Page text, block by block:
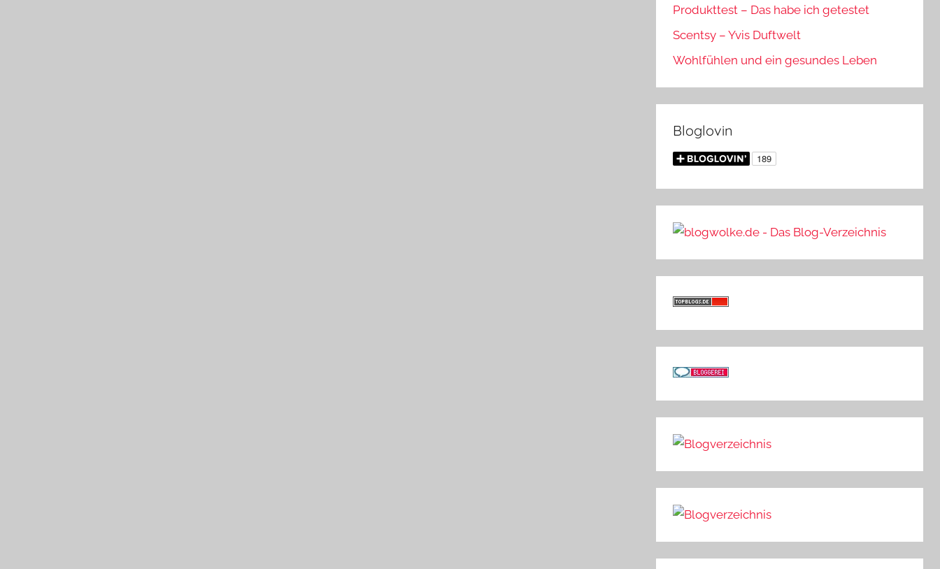
Produkttest – Das habe ich getestet
Scentsy – Yvis Duftwelt
Wohlfühlen und ein gesundes Leben
Bloglovin